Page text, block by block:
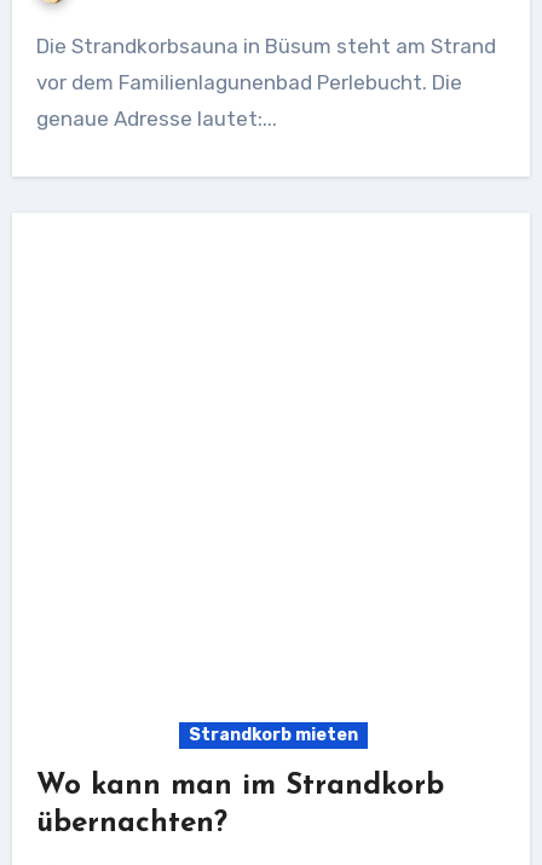
Die Strandkorbsauna in Büsum steht am Strand
vor dem Familienlagunenbad Perlebucht. Die
genaue Adresse lautet:...
Strandkorb mieten
Wo kann man im Strandkorb
übernachten?